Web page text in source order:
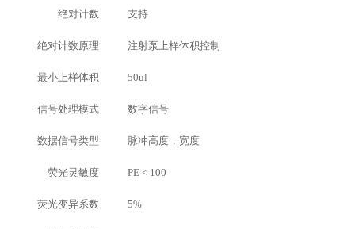
绝对计数 支持
绝对计数原理 注射泵上样体积控制
最小上样体积 50ul
信号处理模式 数字信号
数据信号类型 脉冲高度，宽度
荧光灵敏度 PE < 100
荧光变异系数 5%